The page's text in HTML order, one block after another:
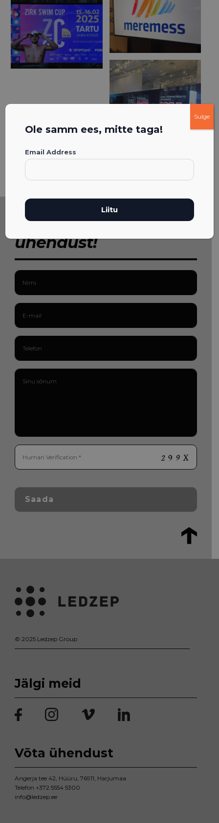
Võta meiega
ühendust!
Saada
© 2025 Ledzep Group
Jälgi meid
Võta ühendust
Angerja tee 42, Hüüru, 76911, Harjumaa
Telefon +372 5554 5300
info@ledzep.ee
Ole samm ees, mitte taga!
Email Address
Sulge